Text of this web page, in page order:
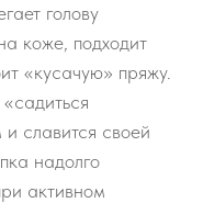
голову
коже, подходит
«кусачую» пряжу.
славится своей
надолго
активном